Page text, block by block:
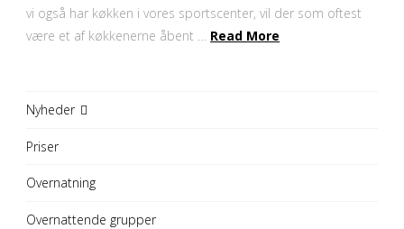
vi også har køkken i vores sportscenter, vil der som oftest
være et af køkkenerne åbent … Read More
Nyheder
Priser
Overnatning
Overnattende grupper